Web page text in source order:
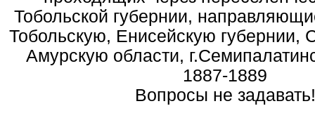
Тобольской губернии,
Тобольскую, Енисейскую губернии,
Амурскую области,
1887-1889
Вопросы не задавать!